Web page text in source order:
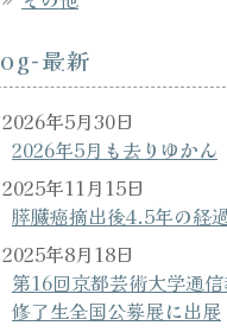
最新
2026年5月も去りゆかん
2026年5月30日
膵臓癌摘出後4.5年の経
2025年11月15日
第16回京都芸術大学通
修了生全国公募展に出展
2025年8月18日